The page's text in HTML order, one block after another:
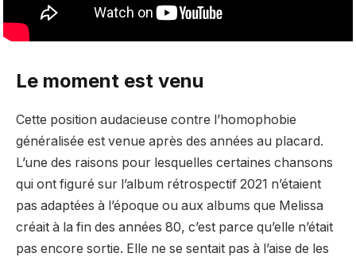
Le moment est venu
Cette position audacieuse contre l’homophobie
généralisée est venue après des années au placard.
L’une des raisons pour lesquelles certaines chansons
qui ont figuré sur l’album rétrospectif 2021 n’étaient
pas adaptées à l’époque ou aux albums que Melissa
créait à la fin des années 80, c’est parce qu’elle n’était
pas encore sortie. Elle ne se sentait pas à l’aise de les